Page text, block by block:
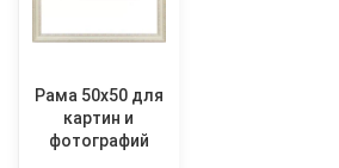
Рама 50x50 для
картин и
фотографий